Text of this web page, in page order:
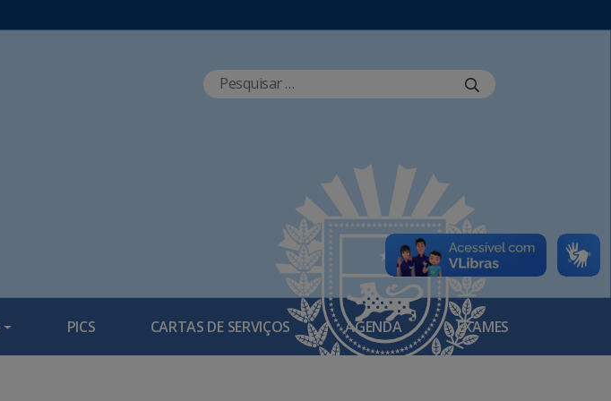
PICS CARTAS DE SERVIÇOS AGENDA EXAMES